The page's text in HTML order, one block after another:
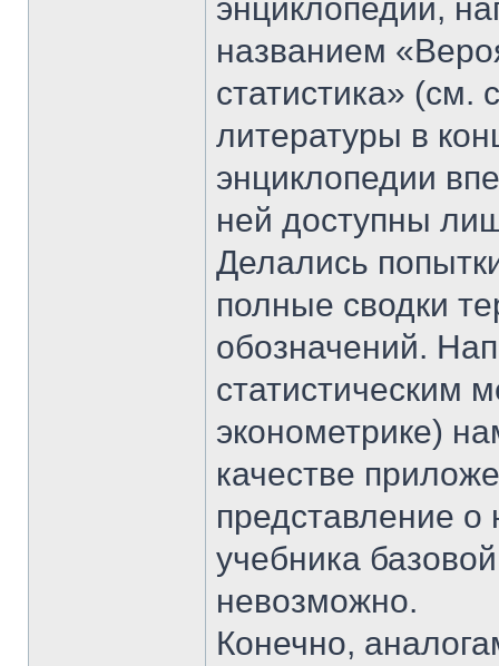
энциклопедии,
названием
статистика» (см.
литературы в
энциклопедии
ней доступны
Делались
полные сводки
обозначений.
статистическим
эконометрике)
качестве
представление
учебника
невозможно.
Конечно,